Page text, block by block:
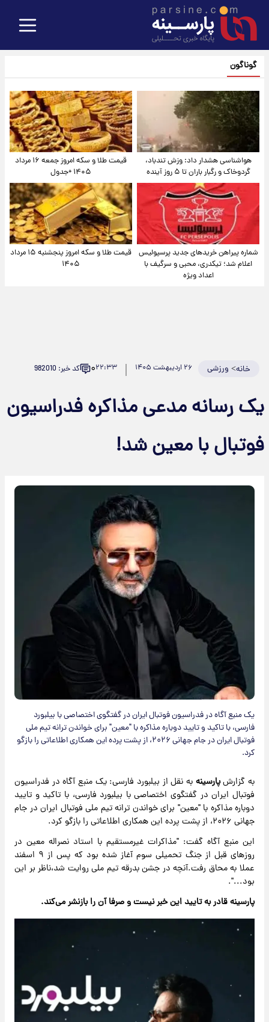
گوناگون
هواشناسی هشدار داد: وزش تندباد،
گردوخاک و رگبار باران تا ۵ روز آینده
قیمت طلا و سکه امروز جمعه ۱۶ مرداد
۱۴۰۵ +جدول
شماره پیراهن خریدهای جدید پرسپولیس
اعلام شد؛ تیکدری، محبی و سرگیف با
اعداد ویژه
قیمت طلا و سکه امروز پنجشنبه ۱۵ مرداد
۱۴۰۵
خانه> ورزشی ۲۶ اردیبهشت ۱۴۰۵ ۲۲:۳۳۰ کد خبر: 982010
یک رسانه مدعی مذاکره فدراسیون
فوتبال با معین شد!
یک منبع آگاه در فدراسیون فوتبال ایران در گفتگوی اختصاصی با بیلبورد
فارسی، با تاکید و تایید دوباره مذاکره با "معین" برای خواندن ترانه تیم ملی
فوتبال ایران در جام جهانی ۲۰۲۶، از پشت پرده این همکاری اطلاعاتی را بازگو
کرد.
به گزارشپارسینه به نقل از بیلبورد فارسی: یک منبع آگاه در فدراسیون
فوتبال ایران در گفتگوی اختصاصی با بیلبورد فارسی، با تاکید و تایید
دوباره مذاکره با "معین" برای خواندن ترانه تیم ملی فوتبال ایران در جام
جهانی ۲۰۲۶، از پشت پرده این همکاری اطلاعاتی را بازگو کرد.
این منبع آگاه گفت: "مذاکرات غیرمستقیم با استاد نصراله معین در
روزهای قبل از جنگ تحمیلی سوم آغاز شده بود که پس از ۹ اسفند
عملا به محاق رفت‌‌‌.آنچه در جشن بدرقه تیم ملی روایت شد،ناظر بر این
بود...".
پارسینه قادر به تایید این خبر نیست و صرفا آن را بازنشر می‌کند.